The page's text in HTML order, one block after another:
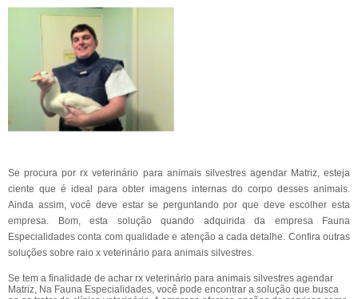
Se procura por rx veterinário para animais silvestres agendar Matriz, esteja
ciente que é ideal para obter imagens internas do corpo desses animais.
Ainda assim, você deve estar se perguntando por que deve escolher esta
empresa. Bom, esta solução quando adquirida da empresa Fauna
Especialidades conta com qualidade e atenção a cada detalhe. Confira outras
soluções sobre raio x veterinário para animais silvestres.
Se tem a finalidade de achar rx veterinário para animais silvestres agendar
Matriz, Na Fauna Especialidades, você pode encontrar a solução que busca